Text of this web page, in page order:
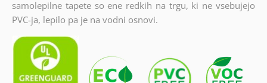
samolepilne tapete so ene redkih na trgu, ki ne vsebujejo
PVC-ja, lepilo pa je na vodni osnovi.